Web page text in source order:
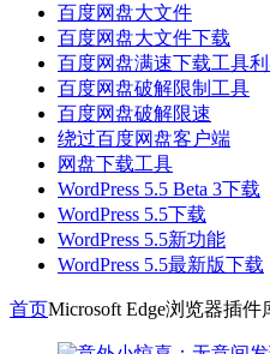
百度网盘大文件
百度网盘大文件下载
百度网盘满速下载工具
百度网盘破解限制工具
百度网盘破解限速
绕过百度网盘客户端
网盘下载工具
WordPress 5.5 Beta 3下载
WordPress 5.5下载
WordPress 5.5新功能
WordPress 5.5最新版下载
首页Microsoft Edge浏览器插件